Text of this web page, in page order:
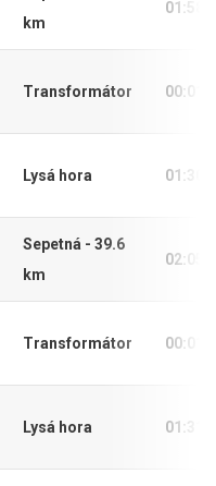
km
Transformátor
Lysá hora
Sepetná - 39.6
km
Transformátor
Lysá hora